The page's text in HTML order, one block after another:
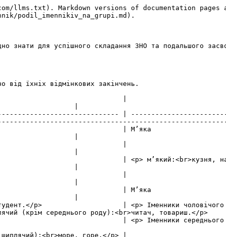
Markdown versions of documentation pages
podil_imennikiv_na_grupi.md).
знати для успішного складання ЗНО та подальшого
вiд їхнiх вiдмiнкових закiнчень.
|
|
| М’яка
|
|
| <p> м’який:<br>кузня,
|
|
| М’яка
|
студент.</p>                    | <p> Іменники чоловічого
середнього роду):<br>читач, товариш.</p>
p>                                | <p> Іменники середнього
горе.</p> |